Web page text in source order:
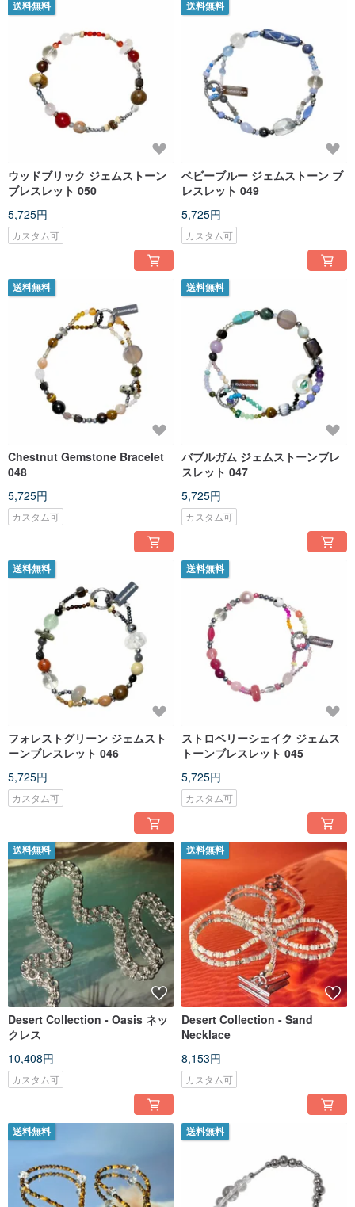
送料無料
ウッドブリック ジェムストーン
ブレスレット 050
5,725円
カスタム可
送料無料
ベビーブルー ジェムストーン ブ
レスレット 049
5,725円
カスタム可
送料無料
Chestnut Gemstone Bracelet
048
5,725円
カスタム可
送料無料
バブルガム ジェムストーンブレ
スレット 047
5,725円
カスタム可
送料無料
フォレストグリーン ジェムスト
ーンブレスレット 046
5,725円
カスタム可
送料無料
ストロベリーシェイク ジェムス
トーンブレスレット 045
5,725円
カスタム可
送料無料
Desert Collection - Oasis ネッ
クレス
10,408円
カスタム可
送料無料
Desert Collection - Sand
Necklace
8,153円
カスタム可
送料無料 送料無料